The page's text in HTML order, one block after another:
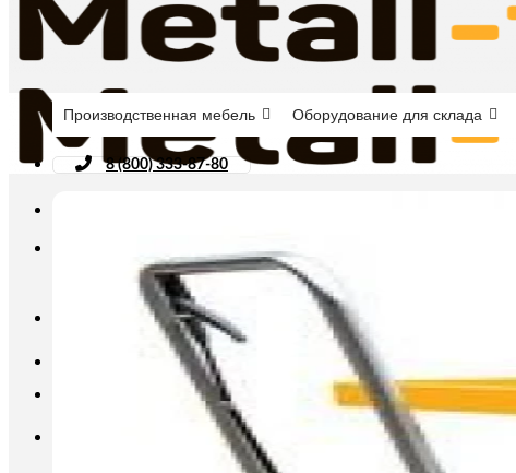
INFO@METALL-FURNITURE.RU
8 (800) 333-87-80
Производственная мебель Оборудование для склада
8 (800) 333-87-80